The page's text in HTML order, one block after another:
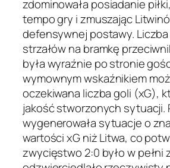
zdominowała posiadanie
tempo gry i zmuszając
defensywnej postawy.
strzałów na bramkę
była wyraźnie po stronie
wymownym wskaźnikiem
oczekiwana liczba goli (xG),
jakość stworzonych sytuacji.
wygenerowała sytuacje o
wartości xG niż Litwa, co
zwycięstwo 2:0 było w pełni